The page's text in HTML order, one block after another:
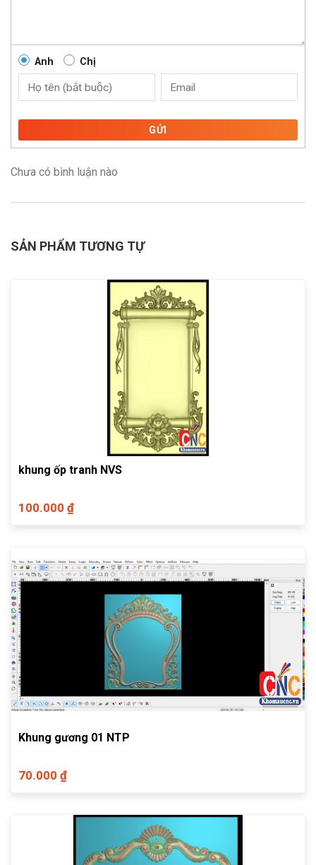
Anh Chị
GỬI
Chưa có bình luận nào
SẢN PHẨM TƯƠNG TỰ
khung ốp tranh NVS
100.000 ₫
Khung gương 01 NTP
70.000 ₫